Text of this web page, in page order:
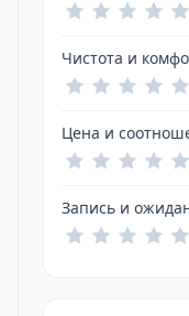
Чистота и
Цена и
Запись и